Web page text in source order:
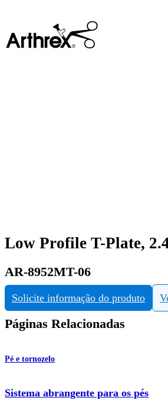
Low Profile T-Plate,
AR-8952MT-06
Solicite informação do produto
Páginas Relacionadas
Pé e tornozelo
Sistema abrangente para os pés